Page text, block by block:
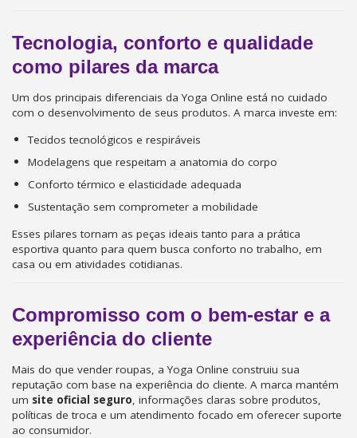
Tecnologia, conforto e qualidade
como pilares da marca
Um dos principais diferenciais da Yoga Online está no cuidado
com o desenvolvimento de seus produtos. A marca investe em:
Tecidos tecnológicos e respiráveis
Modelagens que respeitam a anatomia do corpo
Conforto térmico e elasticidade adequada
Sustentação sem comprometer a mobilidade
Esses pilares tornam as peças ideais tanto para a prática
esportiva quanto para quem busca conforto no trabalho, em
casa ou em atividades cotidianas.
Compromisso com o bem-estar e a
experiência do cliente
Mais do que vender roupas, a Yoga Online construiu sua
reputação com base na experiência do cliente. A marca mantém
um site oficial seguro , informações claras sobre produtos,
políticas de troca e um atendimento focado em oferecer suporte
ao consumidor.